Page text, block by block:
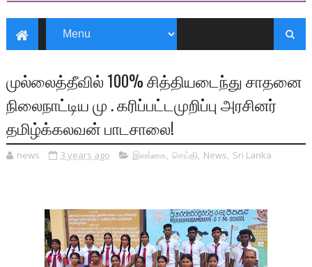
முல்லைத்தீவில் 100% சித்தியடைந்து சாதனை
நிலைநாட்டிய மு . கரிப்பட்டமுறிப்பு அரசினர்
தமிழ்க்கலவன் பாடசாலை!
news 3 years ago இலங்கை, செய்தி, News, Sri Lanka